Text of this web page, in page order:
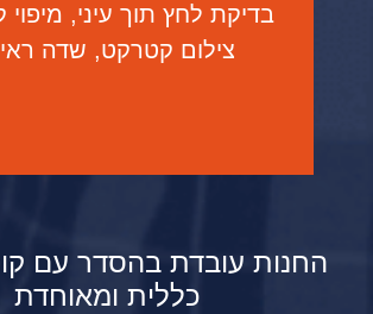
בדיקת לחץ תוך עיני, מיפוי
צילום קטרקט, שדה
החנות עובדת בהסדר עם
כללית ומאוחדת